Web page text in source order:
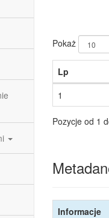
Pokaż
Lp
1
Pozycje od 1
Informacje